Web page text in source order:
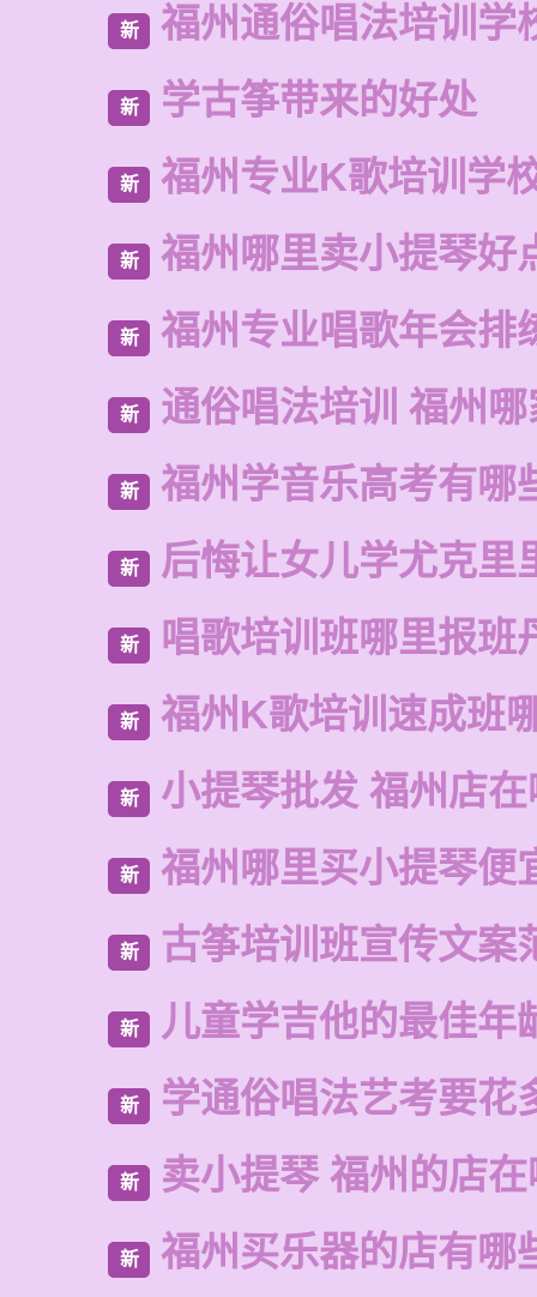
新 福州通俗唱法培训学
新 学古筝带来的好处
新 福州专业K歌培训学
新 福州哪里卖小提琴好
新 福州专业唱歌年会排
新 通俗唱法培训 福州
新 福州学音乐高考有哪
新 后悔让女儿学尤克里
新 唱歌培训班哪里报班
新 福州K歌培训速成班
新 小提琴批发 福州店
新 福州哪里买小提琴便
新 古筝培训班宣传文案
新 儿童学吉他的最佳年
新 学通俗唱法艺考要花
新 卖小提琴 福州的店
新 福州买乐器的店有哪